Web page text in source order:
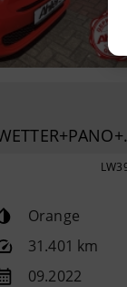
Orange
31.401 km
09.2022